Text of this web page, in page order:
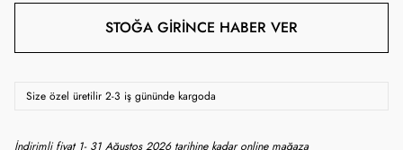
STOĞA GIRINCE HABER VER
Size özel üretilir 2-3 iş gününde kargoda
İndirimli fiyat 1- 31 Ağustos 2026 tarihine kadar online mağaza